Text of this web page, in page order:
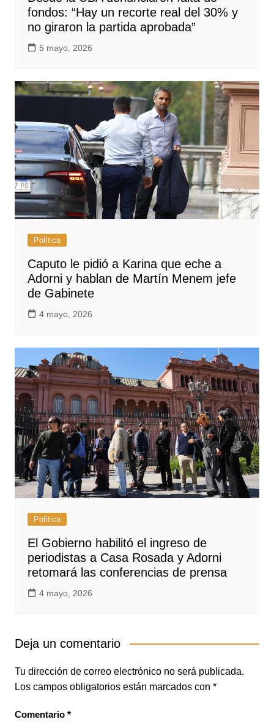
fondos: “Hay un recorte real del 30% y
no giraron la partida aprobada”
5 mayo, 2026
Política
Caputo le pidió a Karina que eche a
Adorni y hablan de Martín Menem jefe
de Gabinete
4 mayo, 2026
Política
El Gobierno habilitó el ingreso de
periodistas a Casa Rosada y Adorni
retomará las conferencias de prensa
4 mayo, 2026
Deja un comentario
Tu dirección de correo electrónico no será publicada.
Los campos obligatorios están marcados con *
Comentario *